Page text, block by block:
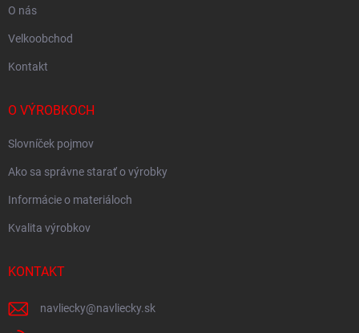
O nás
Velkoobchod
Kontakt
O VÝROBKOCH
Slovníček pojmov
Ako sa správne starať o výrobky
Informácie o materiáloch
Kvalita výrobkov
KONTAKT
navliecky@navliecky.sk